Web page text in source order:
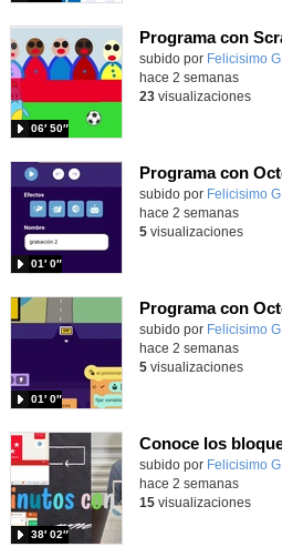
Contenido educativo.
subido por Felicisimo G.
06′ 50″
hace 2 semanas
23visualizaciones
Contenido educativo.
subido por Felicisimo G.
01′ 0″
hace 2 semanas
5visualizaciones
Contenido educativo.
subido por Felicisimo G.
01′ 0″
hace 2 semanas
5visualizaciones
Contenido educativo.
subido por Felicisimo G.
38′ 02″
hace 2 semanas
15visualizaciones